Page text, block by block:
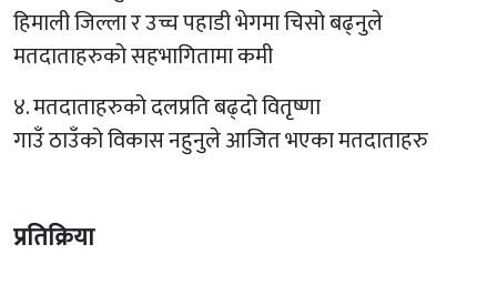
हिमाली जिल्ला र उच्च पहाडी भेगमा चिसो बढ्नुले
मतदाताहरुको सहभागितामा कमी
४. मतदाताहरुको दलप्रति बढ्दो वितृष्णा
गाउँ ठाउँको विकास नहुनुले आजित भएका मतदाताहरु
प्रतिक्रिया